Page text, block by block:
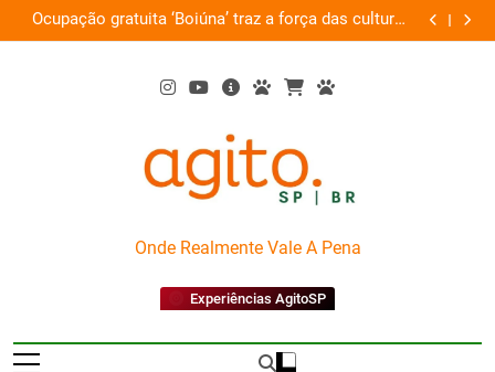
to
Por que Santo Domingo merece uma viagem
exclusiva
AgitoSP
Onde Realmente Vale A Pena
Experiências AgitoSP